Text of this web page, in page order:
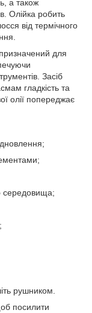
а також
Олійка робить
від термічного
для
Засіб
гладкість та
олії попереджає
середовища;
рушником.
посилити